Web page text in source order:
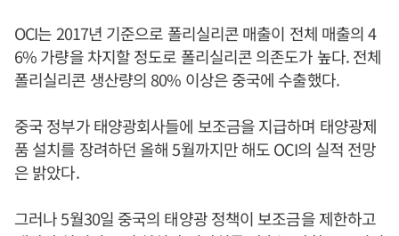
OCI는 2017년 기준으로 폴리실리콘 매출이 전체 매출의 4
6% 가량을 차지할 정도로 폴리실리콘 의존도가 높다. 전체
폴리실리콘 생산량의 80% 이상은 중국에 수출했다.
중국 정부가 태양광회사들에 보조금을 지급하며 태양광제
품 설치를 장려하던 올해 5월까지만 해도 OCI의 실적 전망
은 밝았다.
그러나 5월30일 중국의 태양광 정책이 보조금을 제한하고